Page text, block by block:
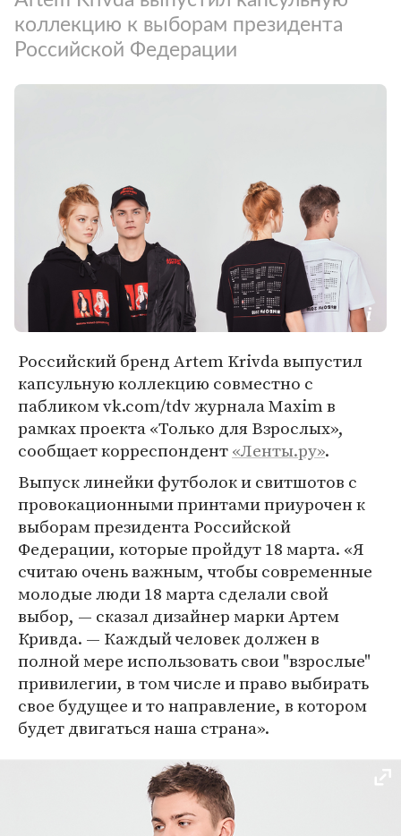
коллекцию к выборам президента
Российской Федерации
Российский бренд Artem Krivda выпустил
капсульную коллекцию совместно с
пабликом vk.com/tdv журнала Maxim в
рамках проекта «Только для Взрослых»,
сообщает корреспондент«Ленты.ру».
Выпуск линейки футболок и свитшотов с
провокационными принтами приурочен к
выборам президента Российской
Федерации, которые пройдут 18 марта. «Я
считаю очень важным, чтобы современные
молодые люди 18 марта сделали свой
выбор, — сказал дизайнер марки Артем
Кривда. — Каждый человек должен в
полной мере использовать свои "взрослые"
привилегии, в том числе и право выбирать
свое будущее и то направление, в котором
будет двигаться наша страна».